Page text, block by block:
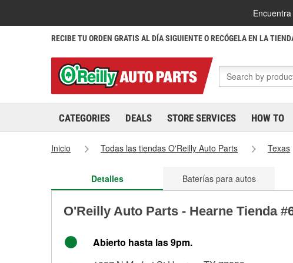
RECIBE TU ORDEN GRATIS AL DÍA SIGUIENTE O RECÓGELA EN LA
CATEGORIES DEALS STORE SERVICES HOW TO
Inicio Todas las tiendas O'Reilly Auto Parts Texas
Detalles Baterías para autos
O'Reilly Auto Parts - Hearne Tienda
Abierto hasta las 9pm.